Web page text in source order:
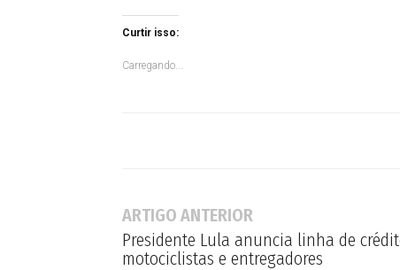
Curtir isso:
Carregando...
ARTIGO ANTERIOR
Presidente Lula anuncia linha de
motociclistas e entregadores